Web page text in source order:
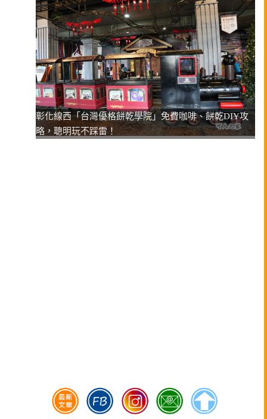
彰化線西「台灣優格餅乾學院」免費咖啡、餅乾DIY攻
略，聰明玩不踩雷！